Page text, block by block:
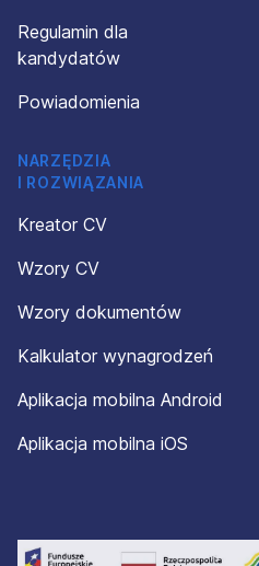
Regulamin dla
kandydatów
Powiadomienia
NARZĘDZIA
I ROZWIĄZANIA
Kreator CV
Wzory CV
Wzory dokumentów
Kalkulator wynagrodzeń
Aplikacja mobilna Android
Aplikacja mobilna iOS